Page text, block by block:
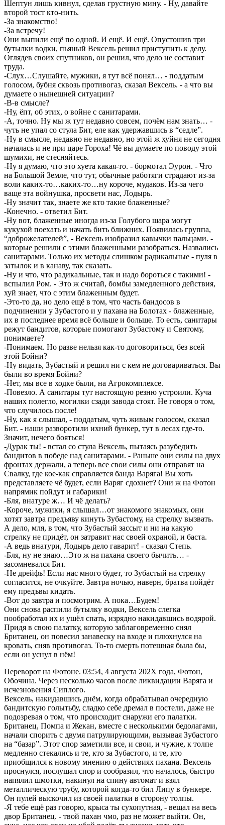
Шептун лишь кивнул, сделав грустную мину. - Ну, давайте
второй тост кто-нить.
-За знакомство!
-За встречу!
Они выпили ещё по одной. И ещё. И ещё. Опустошив три
бутылки водки, пьяный Вексель решил приступить к делу.
Оглядев своих спутников, он решил, что дело не составит
труда.
-Слух…Слушайте, мужики, я тут всё понял… - поддатым
голосом, бубня сквозь противогаз, сказал Вексель. - а что вы
думаете о нынешней ситуации?
-В-в смысле?
-Ну, ёпт, об этих, о войне с санитарами.
-А, точно. Ну мы ж тут недавно совсем, почём нам знать… -
чуть не упал со стула Бит, еле как удержавшись в “седле”.
-Ну в смысле, недавно не недавно, но этой ж хуйня не сегодня
началась и не при царе Гороха! Чё вы думаете по поводу этой
шумихи, не стесняйтесь.
-Ну я думаю, что это хуета какая-то. - бормотал Эурон. - Что
на Большой Земле, что тут, обычные работяги страдают из-за
воли каких-то…каких-то…ну короче, мудаков. Из-за чего
ваще эта войнушка, просвети нас, Лодырь.
-Ну значит так, знаете же кто такие блаженные?
-Конечно. - ответил Бит.
-Ну вот, блаженные иногда из-за Голубого шара могут
кукухой поехать и начать бить ближних. Появилась группа,
“доброжелателей”, - Вексель изобразил кавычки пальцами. -
которые решили с этими блаженными разобраться. Назвались
санитарами. Только их методы слишком радикальные - пуля в
затылок и в канаву, так сказать.
-Ну и что, что радикальные, так и надо бороться с такими! -
вспылил Ром. - Это ж считай, бомбы замедленного действия,
хуй знает, что с этим блаженным будет.
-Это-то да, но дело ещё в том, что часть бандосов в
подчинении у Зубастого и у пахана на Болотах - блаженные,
их в последнее время всё больше и больше. То есть, санитары
режут бандитов, которые помогают Зубастому и Святому,
понимаете?
-Понимаем. Но разве нельзя как-то договориться, без всей
этой Бойни?
-Ну видать, Зубастый и решил ни с кем не договариваться. Вы
были во время Бойни?
-Нет, мы все в ходке были, на Агрокомплексе.
-Повезло. А санитары тут настоящую резню устроили. Куча
наших полегло, могилки сзади завода стоят. Не говоря о том,
что случилось после!
-Ну, как я слышал, - поддатым, чуть живым голосом, сказал
Бит. - наши разворотили ихний бункер, тут в лесах где-то.
Значит, нечего бояться!
-Дурак ты! - встал со стула Вексель, пытаясь разубедить
бандитов в победе над санитарами. - Раньше они силы на двух
фронтах держали, а теперь все свои силы они отправят на
Свалку, где кое-как справляется банда Варяга! Вы хоть
представляете чё будет, если Варяг сдохнет? Они ж на Фотон
напрямик пойдут и габарики!
-Бля, внатуре ж… И чё делать?
-Короче, мужики, я слышал…от знакомого знакомых, они
хотят завтра предъяву кинуть Зубастому, на стрелку вызвать.
А дело, мля, в том, что Зубастый зассыт и ни на какую
стрелку не придёт, он затравит нас своей охраной, и баста.
-А ведь внатури, Лодырь дело гаварит! - сказал Степь.
-Бля, ну не знаю…Это ж на пахана своего бычить… -
засомневался Бит.
-Не дрейфь! Если нас много будет, то Зубастый на стрелку
согласится, не очкуйте. Завтра ночью, наверн, братва пойдёт
ему предъвы кидать.
-Вот до завтра и посмотрим. А пока…Будем!
Они снова распили бутылку водки, Вексель слегка
пообработал их и ушёл спать, изрядно накидавшись водярой.
Придя в свою палатку, которую заблаговременно снял
Британец, он повесил занавеску на входе и плюхнулся на
кровать, сняв противогаз. То-то смерть потешная была бы,
если он уснул в нём!
Переворот на Фотоне. 03:54, 4 августа 202Х года, Фотон,
Обочина. Через несколько часов после ликвидации Варяга и
исчезновения Сиплого.
Вексель, накидавшись днём, когда обрабатывал очередную
бандитскую голытьбу, сладко себе дремал в постели, даже не
подозревая о том, что происходит снаружи его палатки.
Британец, Помпа и Жекан, вместе с несколькими бедолагами,
начали спорить с двумя патрулирующими, вызывая Зубастого
на “базар”. Этот спор заметили все, и свои, и чужие, к толпе
медленно стекались и те, кто за Зубастого, и те, кто
приобщился к новому мнению о действиях пахана. Вексель
проснулся, послушал спор и сообразил, что началось, быстро
напялил шмотки, накинул на спину автомат и взял
металлическую трубу, которой когда-то бил Липу в бункере.
Он пулей выскочил из своей палатки в сторону толпы.
-Я тебе ещё раз говорю, крыса ты сухопутная, - вещал на весь
двор Британец. - твой пахан чмо, раз не может выйти. Он,